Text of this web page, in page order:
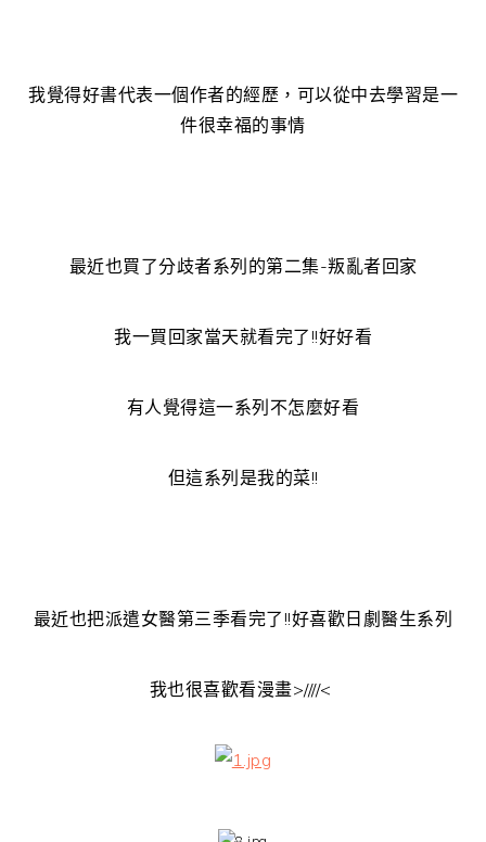
我覺得好書代表一個作者的經歷，可以從中去學習是一
件很幸福的事情
最近也買了分歧者系列的第二集-叛亂者回家
我一買回家當天就看完了!!好好看
有人覺得這一系列不怎麼好看
但這系列是我的菜!!
最近也把派遣女醫第三季看完了!!好喜歡日劇醫生系列
我也很喜歡看漫畫>////<